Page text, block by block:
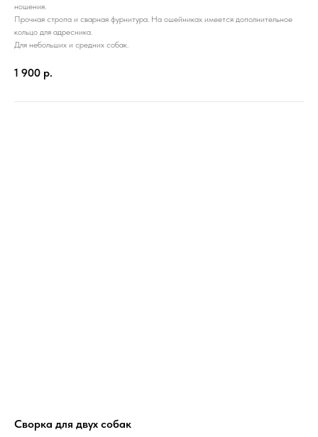
ношения.
Прочная стропа и сварная фурнитура. На ошейниках имеется дополнительное
кольцо для адресника.
Для небольших и средних собак.
1 900 р.
Сворка для двух собак